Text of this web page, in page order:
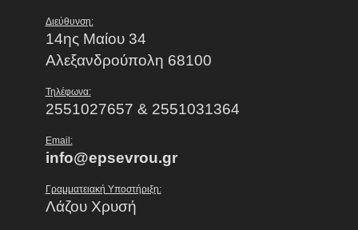
Διεύθυνση:
14ης Μαίου 34
Αλεξανδρούπολη 68100
Τηλέφωνα:
2551027657 & 2551031364
Email:
info@epsevrou.gr
Γραμματειακή Υποστήριξη:
Λάζου Χρυσή